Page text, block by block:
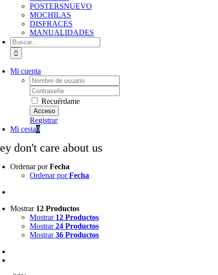
POSTERSNUEVO
MOCHILAS
DISFRACES
MANUALIDADES
Buscar:
Mi cuenta
Username:
Password:
Recuérdame
Registrar
Mi cesta0
don't care about us
Ordenar porFecha
Ordenar porFecha
Mostrar 12 Productos
Mostrar 12 Productos
Mostrar24 Productos
Mostrar36 Productos